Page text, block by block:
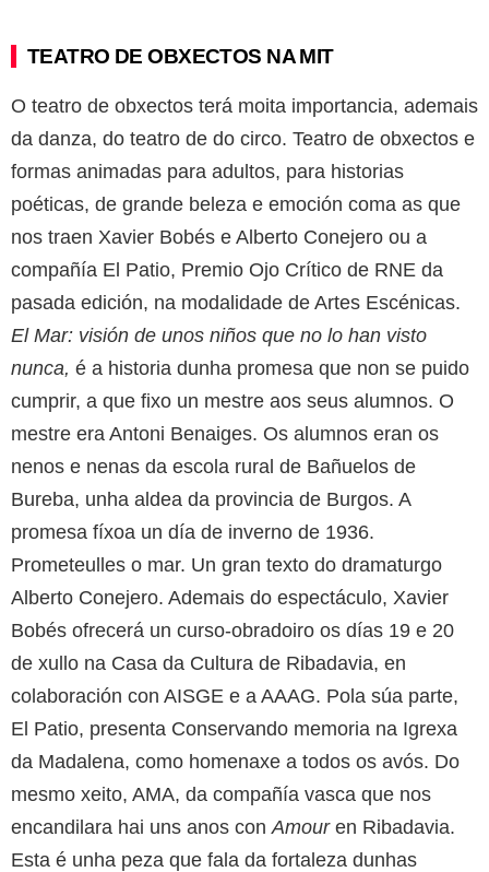
TEATRO DE OBXECTOS NA MIT
O teatro de obxectos terá moita importancia, ademais
da danza, do teatro de do circo. Teatro de obxectos e
formas animadas para adultos, para historias
poéticas, de grande beleza e emoción coma as que
nos traen Xavier Bobés e Alberto Conejero ou a
compañía El Patio, Premio Ojo Crítico de RNE da
pasada edición, na modalidade de Artes Escénicas.
El Mar: visión de unos niños que no lo han visto
nunca, é a historia dunha promesa que non se puido
cumprir, a que fixo un mestre aos seus alumnos. O
mestre era Antoni Benaiges. Os alumnos eran os
nenos e nenas da escola rural de Bañuelos de
Bureba, unha aldea da provincia de Burgos. A
promesa fíxoa un día de inverno de 1936.
Prometeulles o mar. Un gran texto do dramaturgo
Alberto Conejero. Ademais do espectáculo, Xavier
Bobés ofrecerá un curso-obradoiro os días 19 e 20
de xullo na Casa da Cultura de Ribadavia, en
colaboración con AISGE e a AAAG. Pola súa parte,
El Patio, presenta Conservando memoria na Igrexa
da Madalena, como homenaxe a todos os avós. Do
mesmo xeito, AMA, da compañía vasca que nos
encandilara hai uns anos con Amouren Ribadavia.
Esta é unha peza que fala da fortaleza dunhas